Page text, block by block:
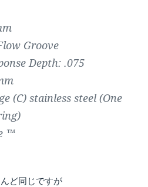
Groove
Depth: .075
(C) stainless steel (One
™
ど同じですが